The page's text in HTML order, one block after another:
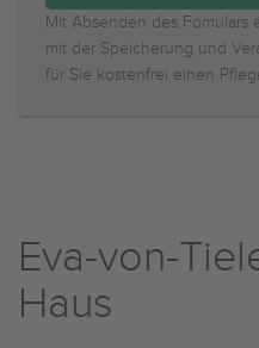
Mit Absenden des Fomulars
mit der Speicherung und
für Sie kostenfrei einen
Eva-von-
Haus